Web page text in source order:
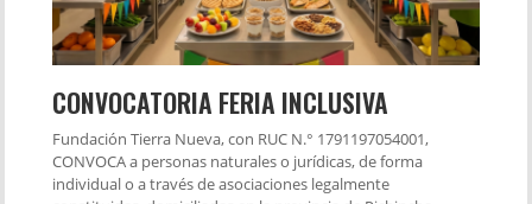
CONVOCATORIA FERIA INCLUSIVA
Fundación Tierra Nueva, con RUC N.° 1791197054001,
CONVOCA a personas naturales o jurídicas, de forma
individual o a través de asociaciones legalmente